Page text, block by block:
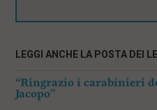
LEGGI ANCHE LA POSTA DEI
“Ringrazio i carabinieri
Jacopo”